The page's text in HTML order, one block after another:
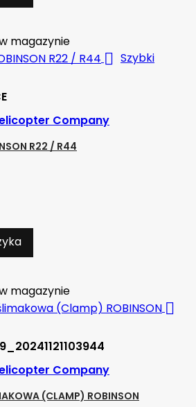
magazynie
 Szybki
Company
R22 / R44
magazynie

Company
(CLAMP) ROBINSON